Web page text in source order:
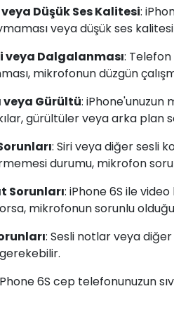
Düşük Ses Kalitesi:
veya düşük ses
veya Dalgalanması: Telefon
mikrofonun düzgün
veya Gürültü: iPhone'unuzun
gürültüler veya arka plan
: Siri veya diğer sesli
durumu, mikrofon
Sorunları: iPhone 6S ile
mikrofonun sorunlu
: Sesli notlar veya
6S cep telefonunuzun